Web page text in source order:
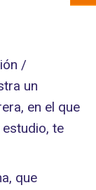
/
un
en el que
te
que